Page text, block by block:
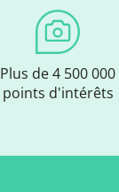
Plus de 4 500 000
points d'intérêts